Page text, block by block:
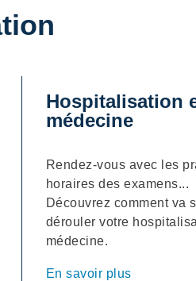
Hospitalisation
médecine
Rendez-vous avec les
horaires des examens...
Découvrez comment va
dérouler votre
médecine.
En savoir plus